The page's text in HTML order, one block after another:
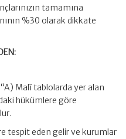
tamamına
%30 olarak dikkate
Malî tablolarda yer alan
hükümlere göre
tespit eden gelir ve kurumlar